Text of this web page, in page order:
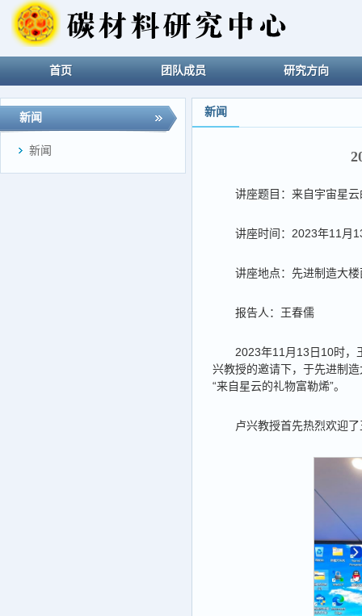
首页 团队成员 研究方向
新闻
新闻
新闻
讲座题目：来自宇宙星
讲座时间：2023年11月
讲座地点：先进制造大
报告人：王春儒
2023年11月13日10时，
兴教授的邀请下，于先进制
“来自星云的礼物富勒烯”。
卢兴教授首先热烈欢迎